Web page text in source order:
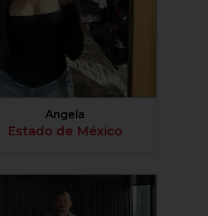
VER PERFIL
Angela
Estado de México